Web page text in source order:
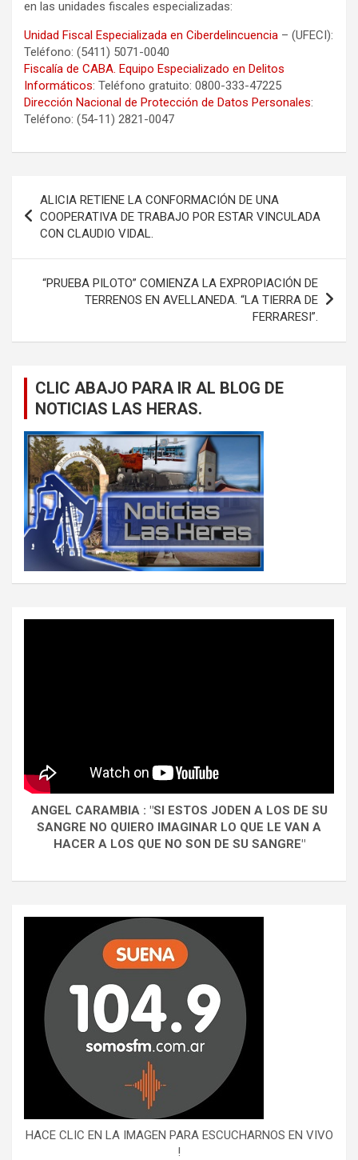
en las unidades fiscales especializadas:
Unidad Fiscal Especializada en Ciberdelincuencia – (UFECI):
Teléfono: (5411) 5071-0040
Fiscalía de CABA. Equipo Especializado en Delitos
Informáticos: Teléfono gratuito: 0800-333-47225
Dirección Nacional de Protección de Datos Personales:
Teléfono: (54-11) 2821-0047
de
entradas
ALICIA RETIENE LA CONFORMACIÓN DE UNA
COOPERATIVA DE TRABAJO POR ESTAR VINCULADA
CON CLAUDIO VIDAL.
“PRUEBA PILOTO” COMIENZA LA EXPROPIACIÓN DE
TERRENOS EN AVELLANEDA. “LA TIERRA DE
FERRARESI”.
CLIC ABAJO PARA IR AL BLOG DE
NOTICIAS LAS HERAS.
ANGEL CARAMBIA : "SI ESTOS JODEN A LOS DE SU
SANGRE NO QUIERO IMAGINAR LO QUE LE VAN A
HACER A LOS QUE NO SON DE SU SANGRE"
HACE CLIC EN LA IMAGEN PARA ESCUCHARNOS EN VIVO
!